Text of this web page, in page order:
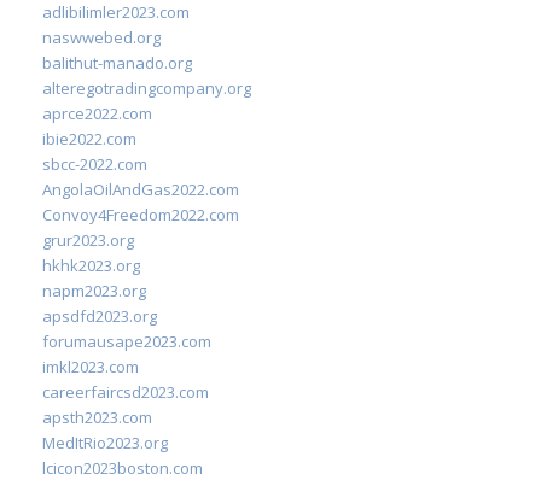
adlibilimler2023.com
naswwebed.org
balithut-manado.org
alteregotradingcompany.org
aprce2022.com
ibie2022.com
sbcc-2022.com
AngolaOilAndGas2022.com
Convoy4Freedom2022.com
grur2023.org
hkhk2023.org
napm2023.org
apsdfd2023.org
forumausape2023.com
imkl2023.com
careerfaircsd2023.com
apsth2023.com
MedItRio2023.org
lcicon2023boston.com